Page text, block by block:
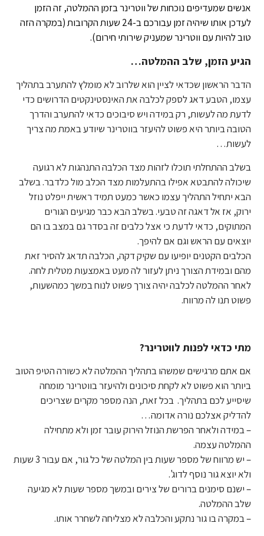
אנשים שמעדיפים נוכחות של ווטרינר בזמן ההמלטה, זה הזמן
לעדכן אותו שיהיה זמן עבורכם ב-24 שעות הקרובות (במקרה הזה
טוב להיות עם ווטרינר שמעניק שירותי חירום).
הגיע הזמן, שלב ההמלטה…
הדבר הראשון שכדאי לציין הוא שלרוב לא מומלץ להתערב בתהליך
עצמו, הטבע דאג לספק לכלבה את האינסטינקטים הדרושים כדי
לדעת מה לעשות, רק במידה ויש סיבוכים כדאי להתערב והדרך
הטובה ביותר היא פשוט להיעזר בווטרינר שיודע באמת מה צריך
לעשות…
בשלב ההתחלתי תוכלו לזהות מצד הכלבה התנהגות לא רגועה
שיכולה להתבטא אפילו בהתעלמות מצד הכלב מול כלדבר. בשלב
הבא יתחיל התהליך עצמו כאשר כמעט תמיד ראשית ייפלט נוזל
ירוק, אז אל דאגה זה טבעי. בשלב הבא כבר מגיעים הגורים
המתוקים, כדאי לדעת כי אצל כלבים זה בסדר גם במצב בו הם
יוצאים עם הראש וגם אם להיפך.
הכלבים הקטנים יופיעו עם שקיק דקה, הכלבה תדאג להסיר זאת
מהם ובמידת הצורך ניתן לעזור לה מעט באמצעות מטלית לחה.
לאחר ההמלטה לכלבה יהיה צורך פשוט לנוח במשך כמהשעות,
פשוט תנו לה מרווח.
מתי כדאי לפנות לווטרינר?
אם אתם מרגישים שמשהו בתהליך ההמלטה לא כשורה הטיפ הטוב
ביותר הוא פשוט לא לקחת סיכונים ולהיעזר בווטרינר מומחה
שיסייע לכם בתהליך. בכל זאת, הנה מספר מקרים שצריכים
להדליק אצלכם נורה אדומה…
– במידה ולאחר הפרשת הנוזל הירוק עובר זמן ולא מתחילה
ההמלטה עצמה.
– יש מרווח של מספר שעות בין המלטה של כל גור, אם עבור 3 שעות
ולא יוצא גור נוסף לדוג'.
– ישנם סימנים ברורים של צירים ובמשך מספר שעות לא מגיעה
שלב ההמלטה.
– במקרה בו גור נתקע והכלבה לא מצליחה לשחרר אותו.